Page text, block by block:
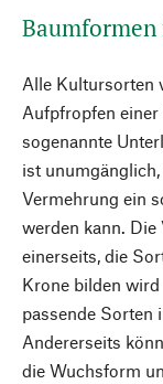
Alle Kultursorten
Aufpfropfen
sogenannte
ist
Vermehrung ein
werden kann. Die
einerseits, die
Krone bilden
passende Sorten
Andererseits
die Wuchsform